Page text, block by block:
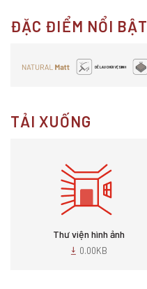
ĐẶC ĐIỂM NỔI BẬT
TẢI XUỐNG
Thư viện hình ảnh
0.00KB